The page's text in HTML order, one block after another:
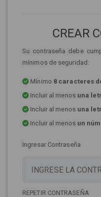
CREAR
Su contraseña debe
mínimos de seguridad:
Mínimo 8 caracteres
Incluir al menos una
Incluir al menos una
Incluir al menos un
Ingresar Contraseña
REPETIR CONTRASEÑA